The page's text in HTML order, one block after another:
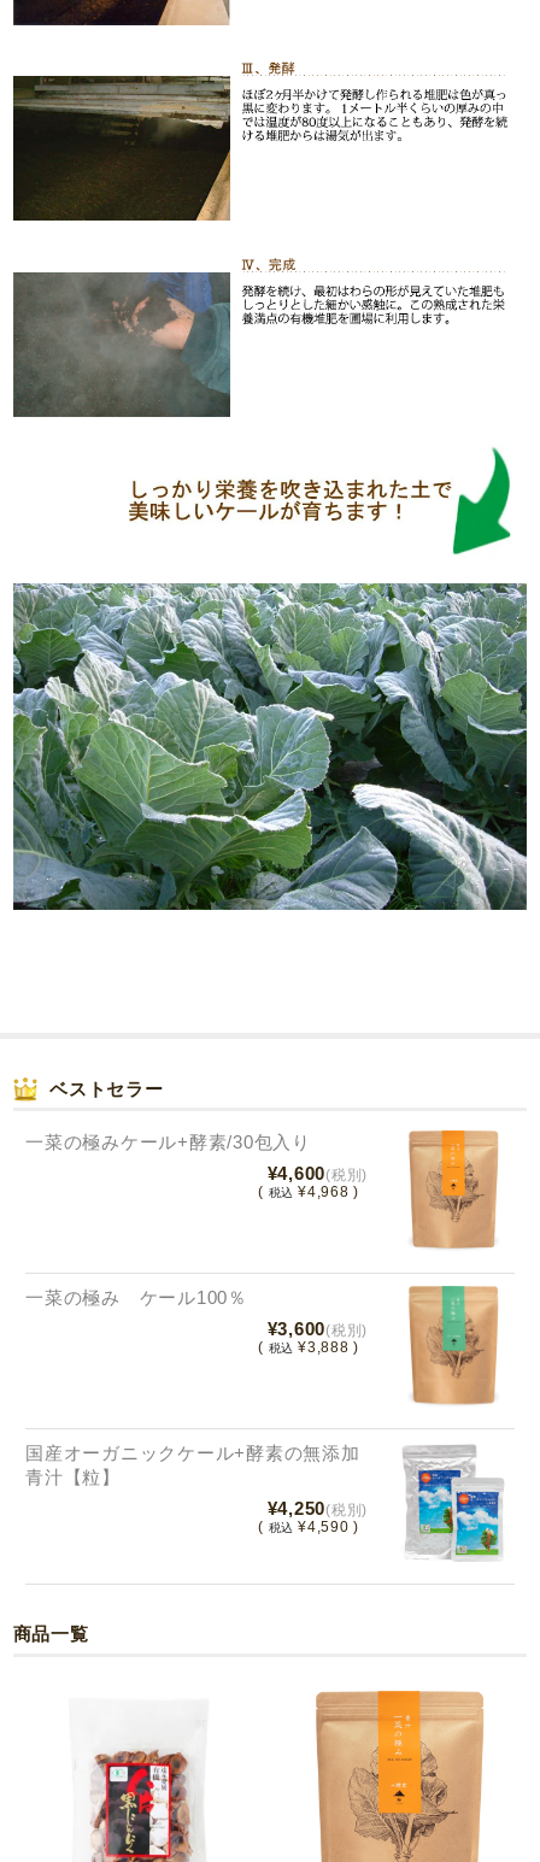
ベストセラー
一菜の極みケール+酵素/30包入り
¥4,600(税別)
( 税込 ¥4,968 )
一菜の極み ケール100％
¥3,600(税別)
( 税込 ¥3,888 )
国産オーガニックケール+酵素の無添加
青汁【粒】
¥4,250(税別)
( 税込 ¥4,590 )
商品一覧